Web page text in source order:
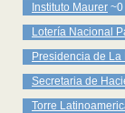
Instituto Maurer ~0
Lotería Nacional
Presidencia de
Secretaria de
Torre